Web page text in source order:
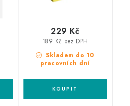
Skladem do 10
pracovních dní
189 Kč bez DPH
229 Kč